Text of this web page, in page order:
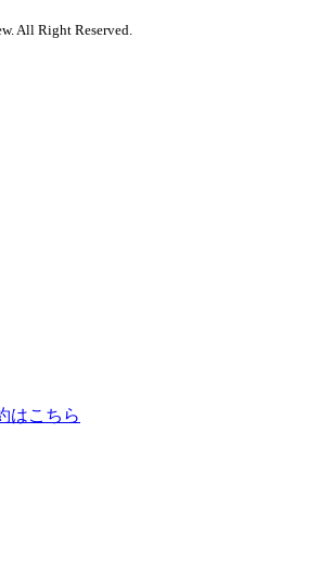
All Right Reserved.
はこちら